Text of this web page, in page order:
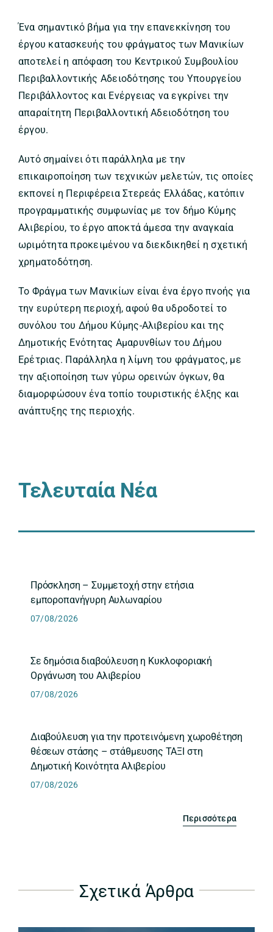
Ένα σημαντικό βήμα για την επανεκκίνηση του
έργου κατασκευής του φράγματος των Μανικίων
αποτελεί η απόφαση του Κεντρικού Συμβουλίου
Περιβαλλοντικής Αδειοδότησης του Υπουργείου
Περιβάλλοντος και Ενέργειας να εγκρίνει την
απαραίτητη Περιβαλλοντική Αδειοδότηση του
έργου.
Αυτό σημαίνει ότι παράλληλα με την
επικαιροποίηση των τεχνικών μελετών, τις οποίες
εκπονεί η Περιφέρεια Στερεάς Ελλάδας, κατόπιν
προγραμματικής συμφωνίας με τον δήμο Κύμης
Αλιβερίου, το έργο αποκτά άμεσα την αναγκαία
ωριμότητα προκειμένου να διεκδικηθεί η σχετική
χρηματοδότηση.
Το Φράγμα των Μανικίων είναι ένα έργο πνοής για
την ευρύτερη περιοχή, αφού θα υδροδοτεί το
συνόλου του Δήμου Κύμης-Αλιβερίου και της
Δημοτικής Ενότητας Αμαρυνθίων του Δήμου
Ερέτριας. Παράλληλα η λίμνη του φράγματος, με
την αξιοποίηση των γύρω ορεινών όγκων, θα
διαμορφώσουν ένα τοπίο τουριστικής έλξης και
ανάπτυξης της περιοχής.
Τελευταία Νέα
Πρόσκληση – Συμμετοχή στην ετήσια
εμποροπανήγυρη Αυλωναρίου
07/08/2026
Σε δημόσια διαβούλευση η Κυκλοφοριακή
Οργάνωση του Αλιβερίου
07/08/2026
Διαβούλευση για την προτεινόμενη χωροθέτηση
θέσεων στάσης – στάθμευσης ΤΑΞΙ στη
Δημοτική Κοινότητα Αλιβερίου
07/08/2026
Περισσότερα
Σχετικά Άρθρα